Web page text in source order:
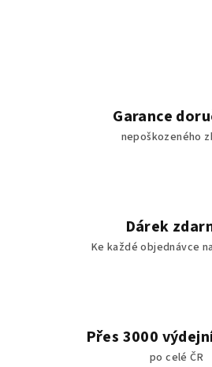
Garance
nepoškozeného
Dárek
Ke každé objednávce
Přes 3000
po celé ČR